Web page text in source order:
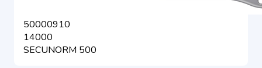
50000910
14000
SECUNORM 500